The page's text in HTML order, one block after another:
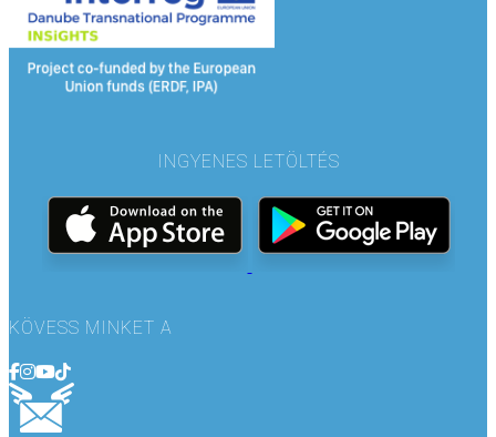
INGYENES LETÖLTÉS
KÖVESS MINKET A